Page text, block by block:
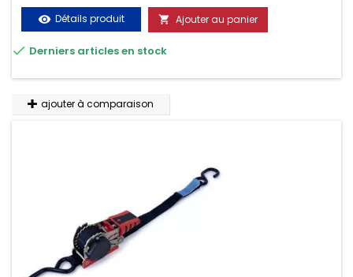
d'arrimer et de sécuriser vos chargements pendant le
transport. Matière polyester très résistante aux UV et aux
variations de températures, n'absorbe pas l'eau.
visibility Détails produit  Ajouter au panier
 Derniers articles en stock
ajouter à comparaison